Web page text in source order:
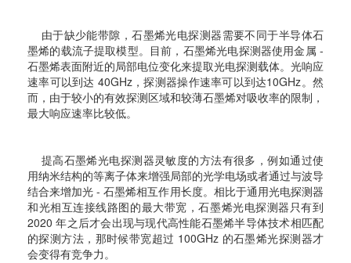
由于缺少能带隙，石墨烯光电探测器需要不同于半导体石
墨烯的载流子提取模型。目前，石墨烯光电探测器使用金属 -
石墨烯表面附近的局部电位变化来提取光电探测载体。光响应
速率可以到达 40GHz，探测器操作速率可以到达10GHz。然
而，由于较小的有效探测区域和较薄石墨烯对吸收率的限制，
最大响应速率比较低。
提高石墨烯光电探测器灵敏度的方法有很多，例如通过使
用纳米结构的等离子体来增强局部的光学电场或者通过与波导
结合来增加光 - 石墨烯相互作用长度。相比于通用光电探测器
和光相互连接线路图的最大带宽，石墨烯光电探测器只有到
2020 年之后才会出现与现代高性能石墨烯半导体技术相匹配
的探测方法，那时候带宽超过 100GHz 的石墨烯光探测器才
会变得有竞争力。